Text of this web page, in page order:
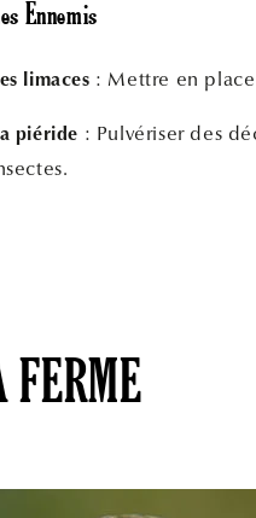
Ennemis
limaces : Mettre en
piéride : Pulvériser des
FERME